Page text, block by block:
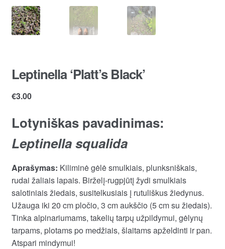
Leptinella ‘Platt’s Black’
€3.00
Lotyniškas pavadinimas:
Leptinella squalida
Aprašymas: Kiliminė gėlė smulkiais, plunksniškais,
rudai žaliais lapais. Birželį-rugpjūtį žydi smulkiais
salotiniais žiedais, susitelkusiais į rutuliškus žiedynus.
Užauga iki 20 cm pločio, 3 cm aukščio (5 cm su žiedais).
Tinka alpinariumams, takelių tarpų užpildymui, gėlynų
tarpams, plotams po medžiais, šlaitams apželdinti ir pan.
Atspari mindymui!